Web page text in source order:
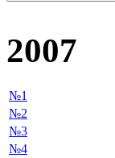
2007
№1
№2
№3
№4